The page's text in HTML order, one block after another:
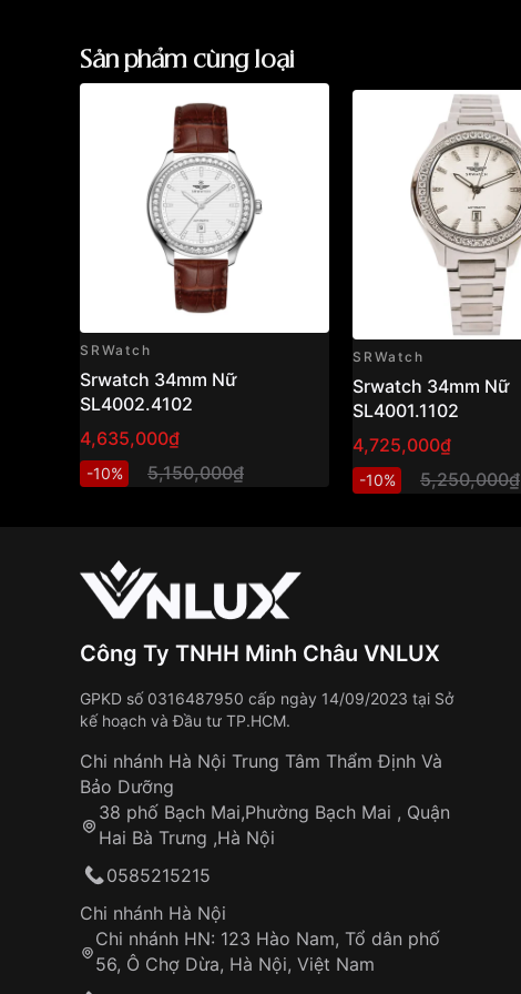
Sản phẩm cùng loại
SRWatch
Srwatch 34mm Nữ
SL4002.4102
4,635,000₫
-10% 5,150,000₫
SRWatch
Srwatch 34mm Nữ
SL4001.1102
4,725,000₫
-10% 5,250,000₫
Công Ty TNHH Minh Châu VNLUX
GPKD số 0316487950 cấp ngày 14/09/2023 tại Sở
kế hoạch và Đầu tư TP.HCM.
Chi nhánh Hà Nội Trung Tâm Thẩm Định Và
Bảo Dưỡng
38 phố Bạch Mai,Phường Bạch Mai , Quận
Hai Bà Trưng ,Hà Nội
0585215215
Chi nhánh Hà Nội
Chi nhánh HN: 123 Hào Nam, Tổ dân phố
56, Ô Chợ Dừa, Hà Nội, Việt Nam